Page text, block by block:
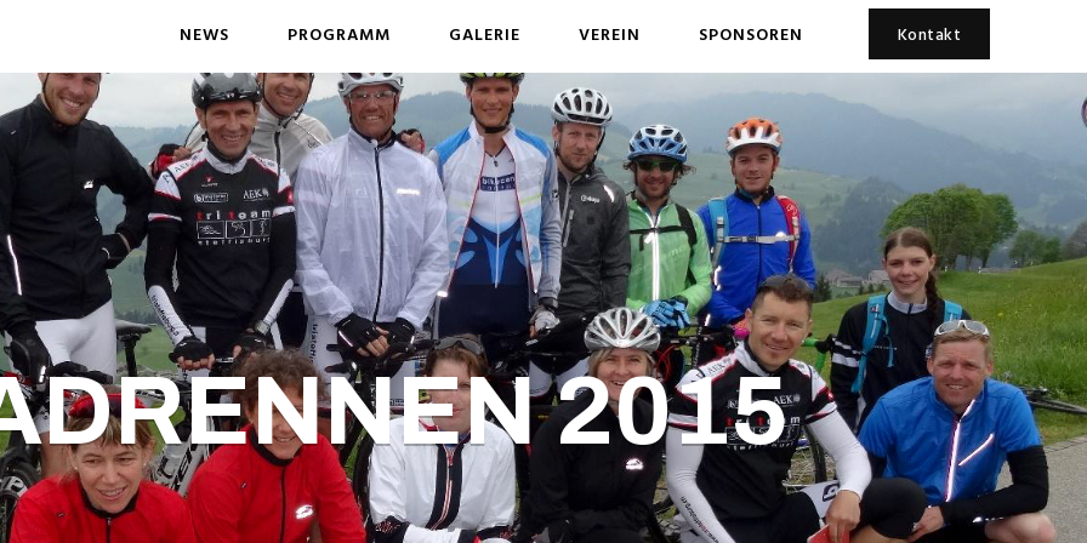
NEWS PROGRAMM GALERIE VEREIN SPONSOREN Kontakt
2015